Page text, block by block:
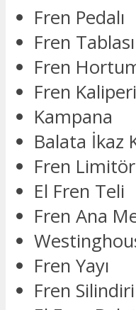
Fren Pedalı
Fren Tablası
Fren
Fren Kaliperi
Kampana
Balata İkaz
Fren
El Fren Teli
Fren Ana
Fren Yayı
Fren Silindiri